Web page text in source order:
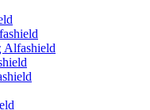
Alfashield